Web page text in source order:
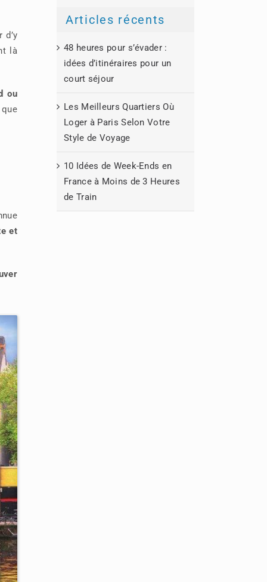
d’y
là
ou
et
Articles récents
48 heures pour s’évader :
idées d’itinéraires pour un
court séjour
Les Meilleurs Quartiers Où
Loger à Paris Selon Votre
Style de Voyage
10 Idées de Week-Ends en
France à Moins de 3 Heures
de Train